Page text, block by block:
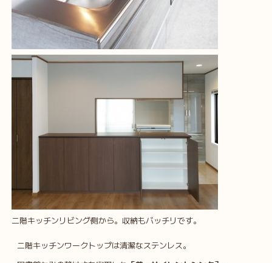
二階キッチンリビング側から。収納もバッチリです。
二階キッチンワークトップは清潔なステンレス。